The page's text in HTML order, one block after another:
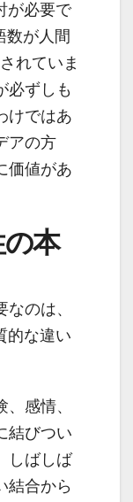
が必要で
数が人間
れていま
必ずしも
けではあ
アの方
価値があ
本
のは、
的な違い
感情、
結びつい
しばしば
結合から